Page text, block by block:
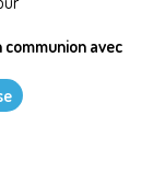
communion avec